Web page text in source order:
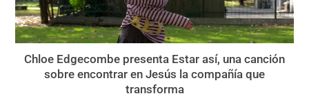
Chloe Edgecombe presenta Estar así, una canción
sobre encontrar en Jesús la compañía que
transforma